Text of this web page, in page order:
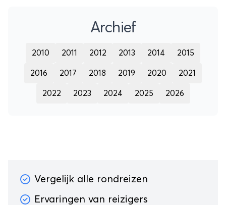
Archief
2010 2011 2012 2013 2014 2015
2016 2017 2018 2019 2020 2021
2022 2023 2024 2025 2026
Vergelijk alle rondreizen
Ervaringen van reizigers